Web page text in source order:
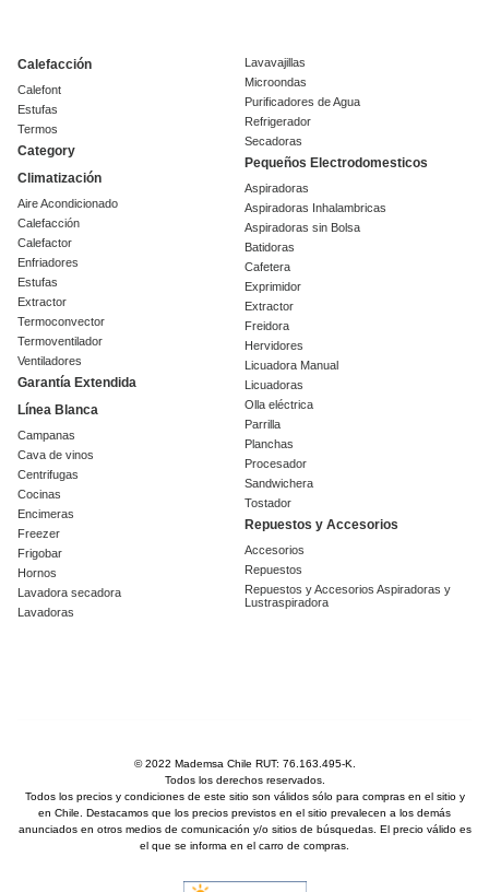
Calefacción
Calefont
Estufas
Termos
Category
Climatización
Aire Acondicionado
Calefacción
Calefactor
Enfriadores
Estufas
Extractor
Termoconvector
Termoventilador
Ventiladores
Garantía Extendida
Línea Blanca
Campanas
Cava de vinos
Centrifugas
Cocinas
Encimeras
Freezer
Frigobar
Hornos
Lavadora secadora
Lavadoras
Lavavajillas
Microondas
Purificadores de Agua
Refrigerador
Secadoras
Pequeños Electrodomesticos
Aspiradoras
Aspiradoras Inhalambricas
Aspiradoras sin Bolsa
Batidoras
Cafetera
Exprimidor
Extractor
Freidora
Hervidores
Licuadora Manual
Licuadoras
Olla eléctrica
Parrilla
Planchas
Procesador
Sandwichera
Tostador
Repuestos y Accesorios
Accesorios
Repuestos
Repuestos y Accesorios Aspiradoras y
Lustraspiradora
© 2022 Mademsa Chile RUT: 76.163.495-K.
Todos los derechos reservados.
Todos los precios y condiciones de este sitio son válidos sólo para compras en el sitio y
en Chile. Destacamos que los precios previstos en el sitio prevalecen a los demás
anunciados en otros medios de comunicación y/o sitios de búsquedas. El precio válido es
el que se informa en el carro de compras.